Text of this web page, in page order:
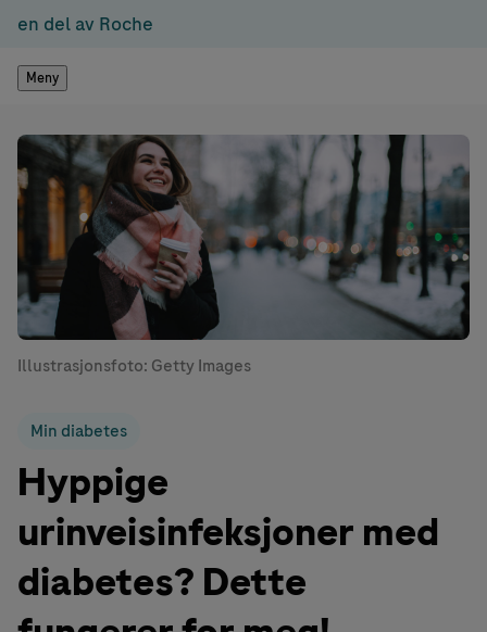
en del av Roche
Meny
Illustrasjonsfoto: Getty Images
Min diabetes
Hyppige
urinveisinfeksjoner med
diabetes? Dette